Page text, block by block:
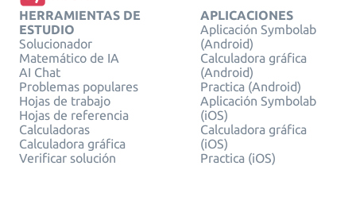
HERRAMIENTAS DE
ESTUDIO
Solucionador
Matemático de IA
AI Chat
Problemas populares
Hojas de trabajo
Hojas de referencia
Calculadoras
Calculadora gráfica
Verificar solución
APLICACIONES
Aplicación Symbolab
(Android)
Calculadora gráfica
(Android)
Practica (Android)
Aplicación Symbolab
(iOS)
Calculadora gráfica
(iOS)
Practica (iOS)